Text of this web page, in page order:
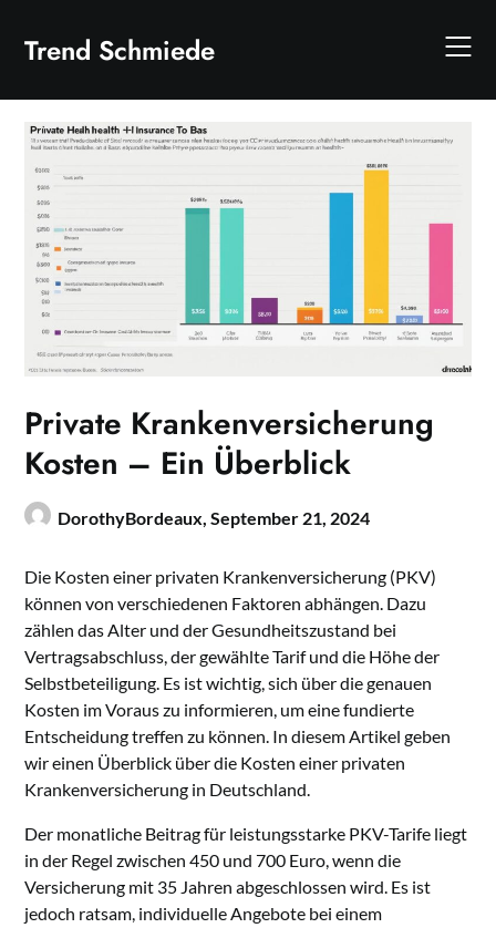
content
Trend Schmiede
Private Krankenversicherung
Kosten – Ein Überblick
DorothyBordeaux,September 21, 2024
Die Kosten einer privaten Krankenversicherung (PKV)
können von verschiedenen Faktoren abhängen. Dazu
zählen das Alter und der Gesundheitszustand bei
Vertragsabschluss, der gewählte Tarif und die Höhe der
Selbstbeteiligung. Es ist wichtig, sich über die genauen
Kosten im Voraus zu informieren, um eine fundierte
Entscheidung treffen zu können. In diesem Artikel geben
wir einen Überblick über die Kosten einer privaten
Krankenversicherung in Deutschland.
Der monatliche Beitrag für leistungsstarke PKV-Tarife liegt
in der Regel zwischen 450 und 700 Euro, wenn die
Versicherung mit 35 Jahren abgeschlossen wird. Es ist
jedoch ratsam, individuelle Angebote bei einem